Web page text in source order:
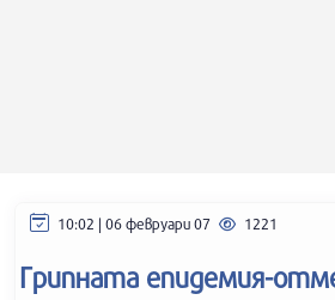
10:02 | 06 февруари 07 1221
Грипната епидемия-